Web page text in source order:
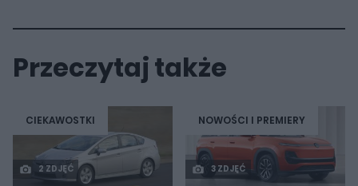
Przeczytaj także
CIEKAWOSTKI
2 ZDJĘĆ
NOWOŚCI I PREMIERY
3 ZDJĘĆ